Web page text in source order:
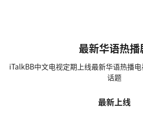
最新华语热播
iTalkBB中文电视定期上线最新华语热播
话题
最新上线